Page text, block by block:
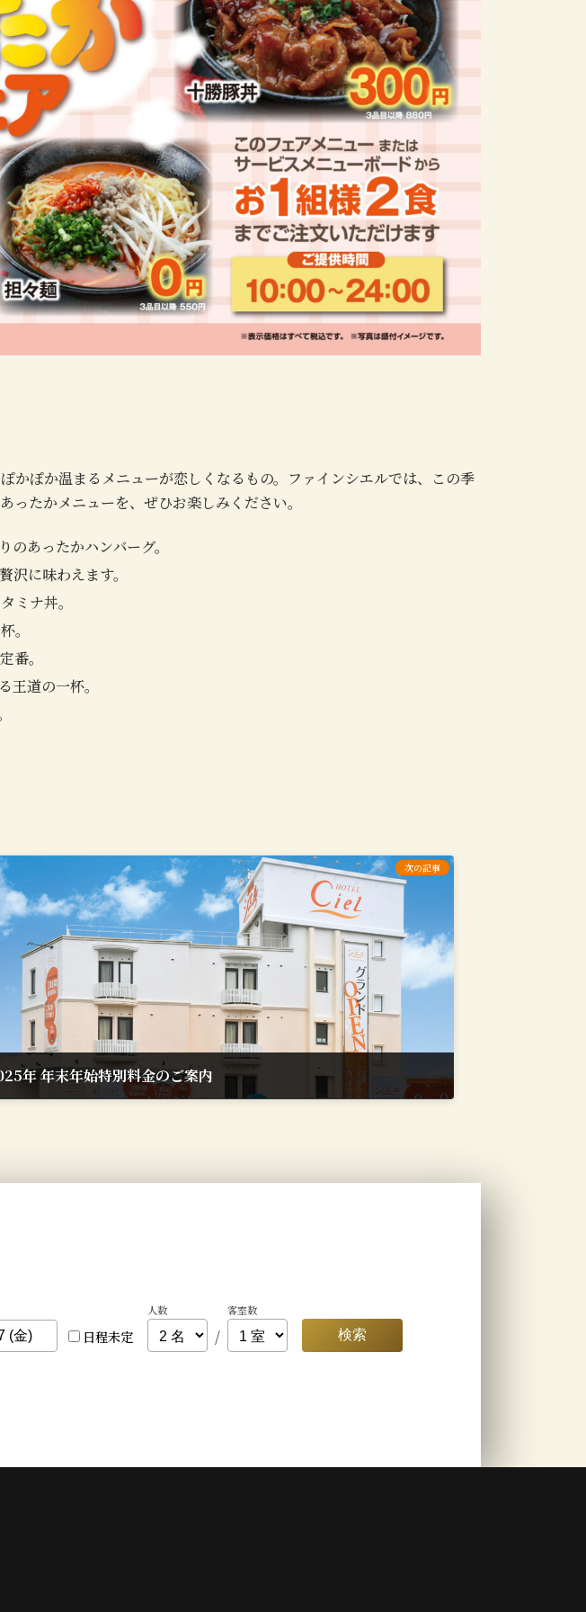
かぽか温まるメニューが恋しくなるもの。ファインシエルでは、この季
たかメニューを、ぜひお楽しみください。
あったかハンバーグ。
に味わえます。
ミナ丼。
。
番。
道の一杯。
次の記事
年 年末年始特別料金のご案内
日程未定
人数
/
客室数
検索